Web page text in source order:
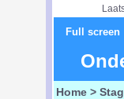
Full screen
Home >